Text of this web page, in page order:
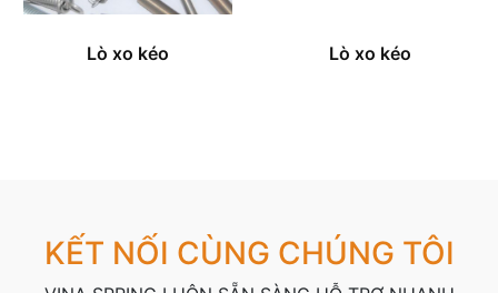
Lò xo kéo Lò xo kéo
KẾT NỐI CÙNG CHÚNG TÔI